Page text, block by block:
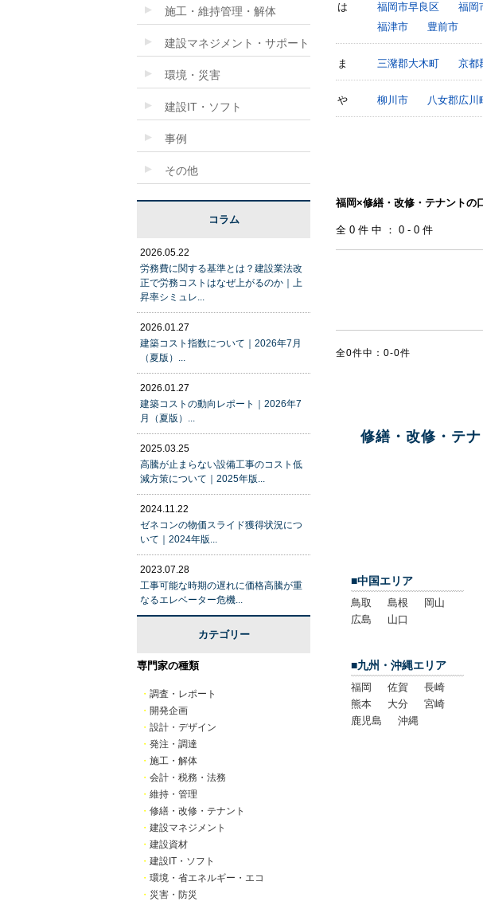
は 福岡市早良区 福岡
福津市
豊前市
ま 三潴郡大木町 京都
や 柳川市 八女郡広川
福岡×修繕・改修・テナントの
全0件中：0-0件
全0件中：0-0件
修繕・改修・テ
■中国エリア
鳥取 島根
岡山
広島
山口
■九州・沖縄エリア
福岡 佐賀
長崎
熊本
大分
宮崎
鹿児島
沖縄
施工・維持管理・解体
建設マネジメント・サポート
環境・災害
建設IT・ソフト
事例
その他
コラム
2026.05.22
労務費に関する基準とは？建設業法改
正で労務コストはなぜ上がるのか｜上
昇率シミュレ...
2026.01.27
建築コスト指数について｜2026年7月
（夏版）...
2026.01.27
建築コストの動向レポート｜2026年7
月（夏版）...
2025.03.25
高騰が止まらない設備工事のコスト低
減方策について｜2025年版...
2024.11.22
ゼネコンの物価スライド獲得状況につ
いて｜2024年版...
2023.07.28
工事可能な時期の遅れに価格高騰が重
なるエレベーター危機...
カテゴリー
専門家の種類
・ 調査・レポート
・ 開発企画
・ 設計・デザイン
・ 発注・調達
・ 施工・解体
・ 会計・税務・法務
・ 維持・管理
・ 修繕・改修・テナント
・ 建設マネジメント
・ 建設資材
・ 建設IT・ソフト
・ 環境・省エネルギー・エコ
・ 災害・防災